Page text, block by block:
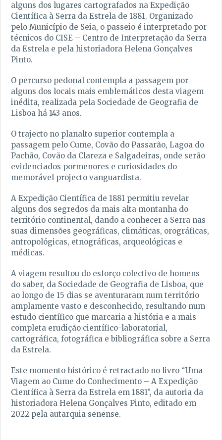
alguns dos lugares cartografados na Expedição
Científica à Serra da Estrela de 1881. Organizado
pelo Município de Seia, o passeio é interpretado por
técnicos do CISE – Centro de Interpretação da Serra
da Estrela e pela historiadora Helena Gonçalves
Pinto.
O percurso pedonal contempla a passagem por
alguns dos locais mais emblemáticos desta viagem
inédita, realizada pela Sociedade de Geografia de
Lisboa há 143 anos.
O trajecto no planalto superior contempla a
passagem pelo Cume, Covão do Passarão, Lagoa do
Pachão, Covão da Clareza e Salgadeiras, onde serão
evidenciados pormenores e curiosidades do
memorável projecto vanguardista.
A Expedição Científica de 1881 permitiu revelar
alguns dos segredos da mais alta montanha do
território continental, dando a conhecer a Serra nas
suas dimensões geográficas, climáticas, orográficas,
antropológicas, etnográficas, arqueológicas e
médicas.
A viagem resultou do esforço colectivo de homens
do saber, da Sociedade de Geografia de Lisboa, que
ao longo de 15 dias se aventuraram num território
amplamente vasto e desconhecido, resultando num
estudo científico que marcaria a história e a mais
completa erudição científico-laboratorial,
cartográfica, fotográfica e bibliográfica sobre a Serra
da Estrela.
Este momento histórico é retractado no livro “Uma
Viagem ao Cume do Conhecimento – A Expedição
Científica à Serra da Estrela em 1881”, da autoria da
historiadora Helena Gonçalves Pinto, editado em
2022 pela autarquia senense.